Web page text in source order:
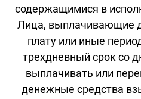
содержащимися в
Лица, выплачивающие
плату или иные
трехдневный срок со
выплачивать или
денежные средства